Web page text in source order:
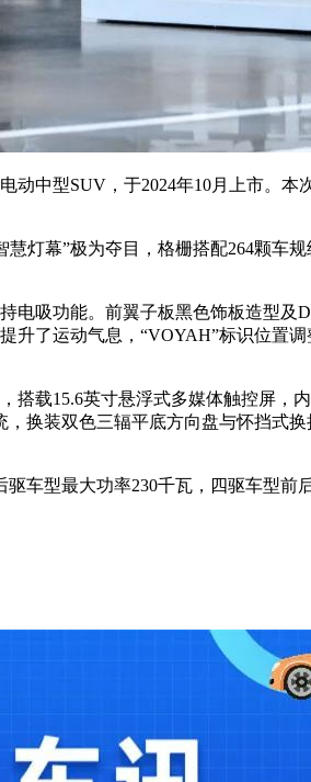
动中型SUV，于2024年10月上市。
灯幕”极为夺目，格栅搭配264颗
电吸功能。前翼子板黑色饰板造型
了运动气息，“VOYAH”标识位置
载15.6英寸悬浮式多媒体触控屏，
换装双色三辐平底方向盘与怀挡式
车型最大功率230千瓦，四驱车型